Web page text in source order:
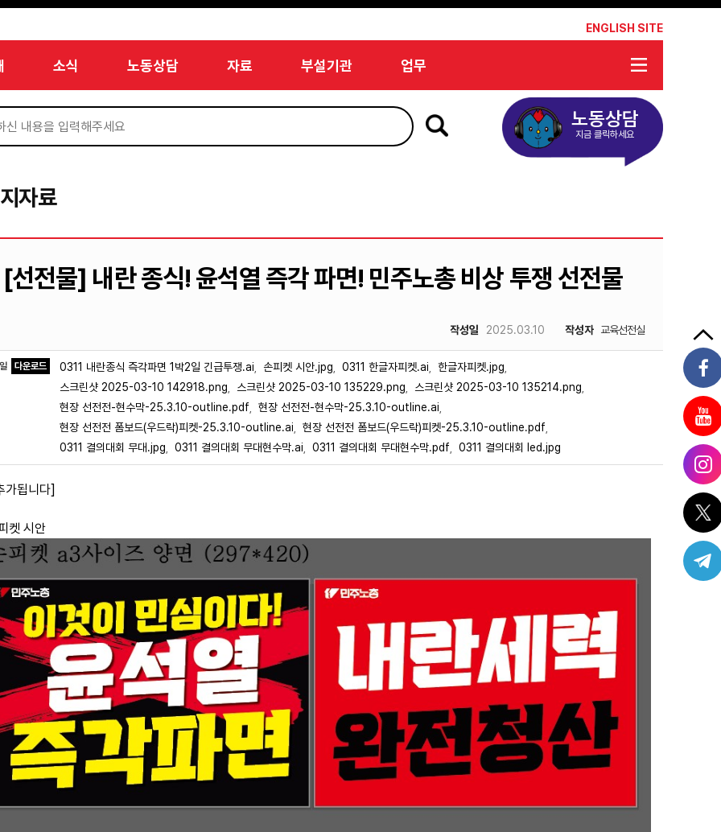
ENGLISH SITE
소식 노동상담 자료 부설기관 업무
노동상담
지금 클릭하세요
자료
[선전물] 내란 종식! 윤석열 즉각 파면! 민주노총 비상 투쟁 선전물
작성일 2025.03.10 작성자 교육선전실
다운로드 0311 내란종식 즉각파면 1박2일 긴급투쟁.ai 손피켓 시안.jpg 0311 한글자피켓.ai 한글자피켓.jpg
스크린샷 2025-03-10 142918.png 스크린샷 2025-03-10 135229.png 스크린샷 2025-03-10 135214.png
현장 선전전-현수막-25.3.10-outline.pdf 현장 선전전-현수막-25.3.10-outline.ai
현장 선전전 폼보드(우드락)피켓-25.3.10-outline.ai 현장 선전전 폼보드(우드락)피켓-25.3.10-outline.pdf
0311 결의대회 무대.jpg 0311 결의대회 무대현수막.ai 0311 결의대회 무대현수막.pdf 0311 결의대회 led.jpg
가됩니다]
켓 시안